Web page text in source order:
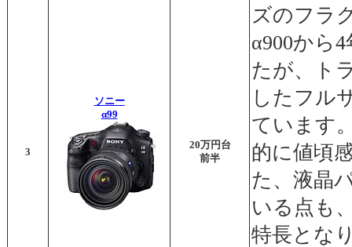
3
ソニー
α99
20万円台
前半
ズのフラ
α900から
たが、ト
したフル
ています
的に値頃
た、液晶
いる点も
特長とな